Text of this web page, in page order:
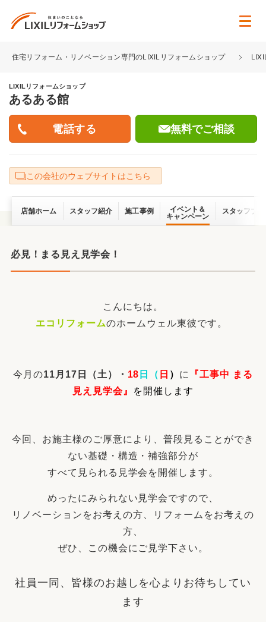
住宅リフォーム・リノベーション専門のLIXILリフォームショップ
LIXILリフォームショップ
あるある館
無料でご相談
この会社のウェブサイトはこちら
店舗ホーム スタッフ紹介 施工事例
イベント＆
キャンペーン
スタッフブ
必見！まる見え見学会！
こんにちは。
エコリフォームのホームウェル東彼です。
今月の11 月17日（土）・ 18 日（ 日 ） に
『工事中 まる
見え見学会 』 を開催します
今回、お施主様のご厚意により、普段見ることができ
ない基礎・構造・補強部分が
すべて見られる見学会を開催します。
めったにみられない見学会ですので、
リノベーションをお考えの方、リフォームをお考えの
方、
ぜひ、この機会にご見学下さい。
社員一同、皆様のお越しを心よりお待ちしてい
ます